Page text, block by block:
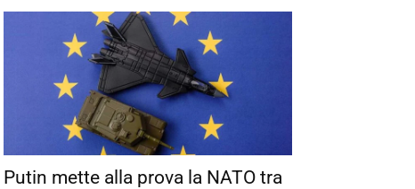
Putin mette alla prova la NATO tra